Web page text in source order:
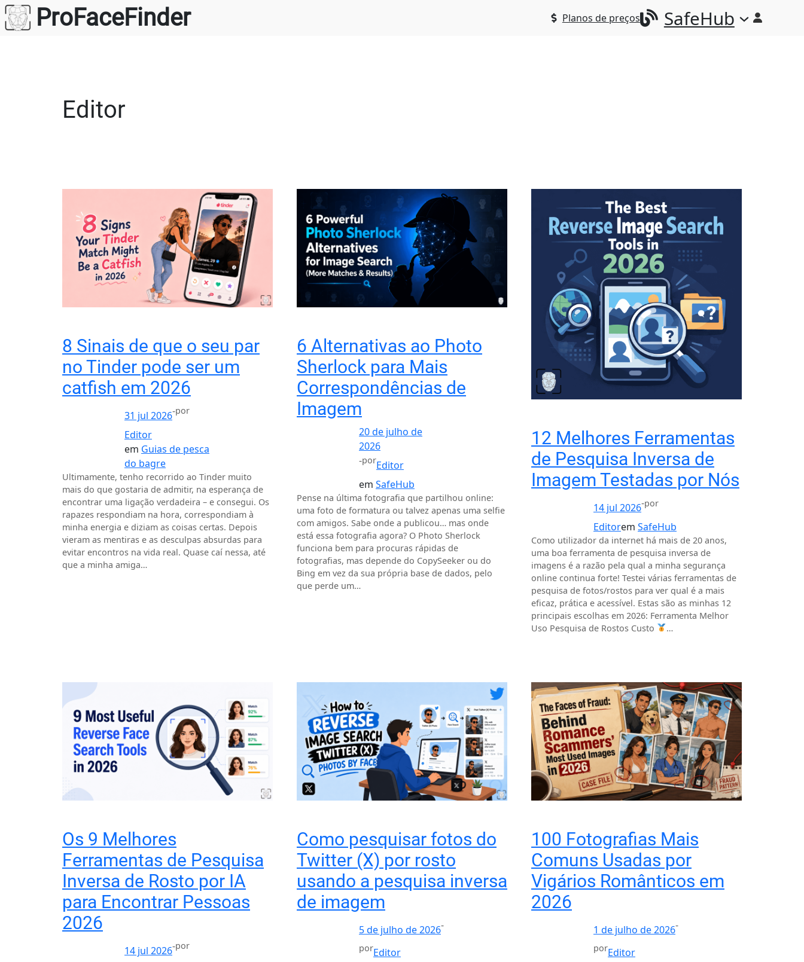
Saltar
para
ProFaceFinder Planos de preços SafeHub
Editor
8 Sinais de que o seu par
no Tinder pode ser um
catfish em 2026
31 jul 2026-por
Editor
em Guias de pesca
do bagre
Ultimamente, tenho recorrido ao Tinder muito
mais do que gostaria de admitir, na esperança de
encontrar uma ligação verdadeira – e consegui. Os
rapazes respondiam na hora, correspondiam à
minha energia e diziam as coisas certas. Depois
vieram as mentiras e as desculpas absurdas para
evitar encontros na vida real. Quase caí nessa, até
que a minha amiga…
6 Alternativas ao Photo
Sherlock para Mais
Correspondências de
Imagem
20 de julho de
2026
-porEditor
em SafeHub
Pense na última fotografia que partilhou online:
uma foto de formatura ou talvez apenas uma selfie
com amigos. Sabe onde a publicou… mas onde
está essa fotografia agora? O Photo Sherlock
funciona bem para procuras rápidas de
fotografias, mas depende do CopySeeker ou do
Bing em vez da sua própria base de dados, pelo
que perde um…
12 Melhores Ferramentas
de Pesquisa Inversa de
Imagem Testadas por Nós
14 jul 2026-por
Editorem SafeHub
Como utilizador da internet há mais de 20 anos,
uma boa ferramenta de pesquisa inversa de
imagens é a razão pela qual a minha segurança
online continua forte! Testei várias ferramentas de
pesquisa de fotos/rostos para ver qual é a mais
eficaz, prática e acessível. Estas são as minhas 12
principais escolhas em 2026: Ferramenta Melhor
Uso Pesquisa de Rostos Custo
…
Os 9 Melhores
Ferramentas de Pesquisa
Inversa de Rosto por IA
para Encontrar Pessoas
2026
14 jul 2026-por
Como pesquisar fotos do
Twitter (X) por rosto
usando a pesquisa inversa
de imagem
5 de julho de 2026-
porEditor
100 Fotografias Mais
Comuns Usadas por
Vigários Românticos em
2026
1 de julho de 2026-
porEditor